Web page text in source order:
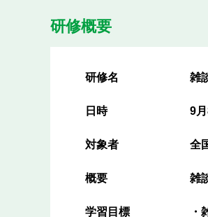
研修概要
研修名 雑
日時 9
対象者 全
概要 雑
学習目標 ・